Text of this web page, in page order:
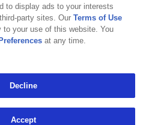
to display ads to your interests
party sites. OurTerms of Use
to your use of this website. You
at any time.
Decline
Accept